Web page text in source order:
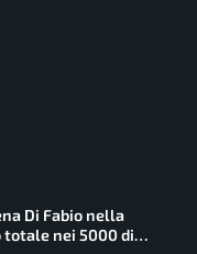
Di Fabio nella
totale nei 5000 di